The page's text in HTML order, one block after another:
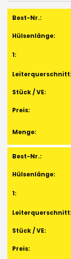
Gruppiert
Produkte
Artikel